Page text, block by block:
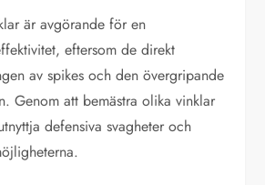
är avgörande för en
eftersom de direkt
av spikes och den övergripande
Genom att bemästra olika vinklar
defensiva svagheter och